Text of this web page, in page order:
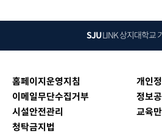
SJULINK상지대학교
홈페이지운영지침
개인
이메일무단수집거부
정보
시설안전관리
교육
청탁금지법